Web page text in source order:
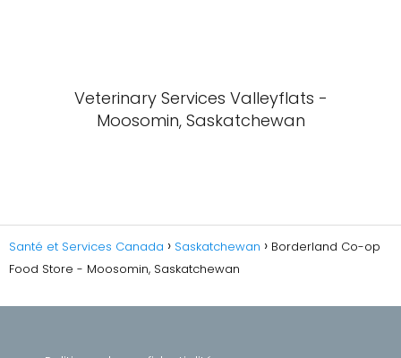
Veterinary Services Valleyflats -
Moosomin, Saskatchewan
Santé et Services Canada Saskatchewan
Borderland Co-op
Food Store - Moosomin, Saskatchewan